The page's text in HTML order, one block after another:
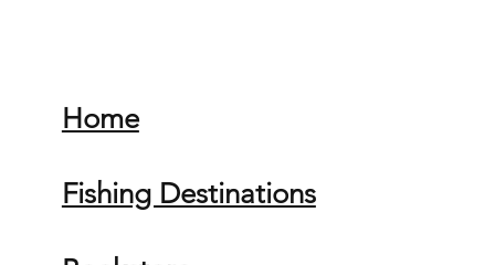
Home
Fishing Destinations